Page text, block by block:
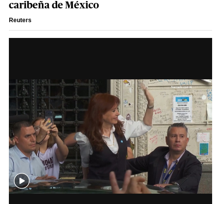
caribeña de México
Reuters